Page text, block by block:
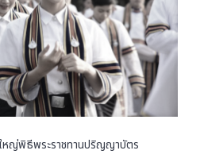
หญ่พิธีพระราชทานปริญญาบัตร